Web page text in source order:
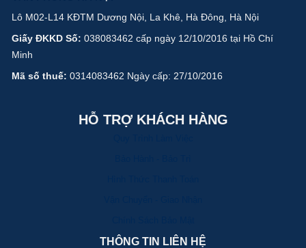
Lô M02-L14 KĐTM Dương Nội, La Khê, Hà Đông, Hà Nội
Giấy ĐKKD Số: 038083462 cấp ngày 12/10/2016 tại Hồ Chí
Minh
Mã số thuế: 0314083462 Ngày cấp: 27/10/2016
HỖ TRỢ KHÁCH HÀNG
THÔNG TIN LIÊN HỆ